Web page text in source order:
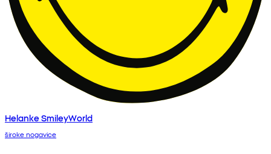
Helanke SmileyWorld
široke nogavice